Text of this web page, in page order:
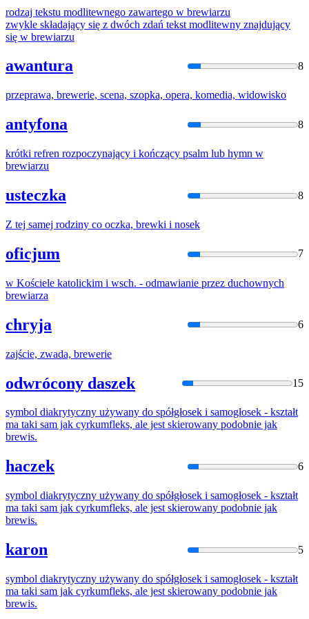
rodzaj tekstu modlitewnego zawartego w brewiarzu
zwykle składający się z dwóch zdań tekst modlitewny znajdujący
się w brewiarzu
awantura 8
przeprawa, brewerie, scena, szopka, opera, komedia, widowisko
antyfona 8
krótki refren rozpoczynający i kończący psalm lub hymn w
brewiarzu
usteczka 8
Z tej samej rodziny co oczka, brewki i nosek
oficjum 7
w Kościele katolickim i wsch. - odmawianie przez duchownych
brewiarza
chryja 6
zajście, zwada, brewerie
odwrócony daszek 15
symbol diakrytyczny używany do spółgłosek i samogłosek - kształt
ma taki sam jak cyrkumfleks, ale jest skierowany podobnie jak
brewis.
haczek 6
symbol diakrytyczny używany do spółgłosek i samogłosek - kształt
ma taki sam jak cyrkumfleks, ale jest skierowany podobnie jak
brewis.
karon 5
symbol diakrytyczny używany do spółgłosek i samogłosek - kształt
ma taki sam jak cyrkumfleks, ale jest skierowany podobnie jak
brewis.